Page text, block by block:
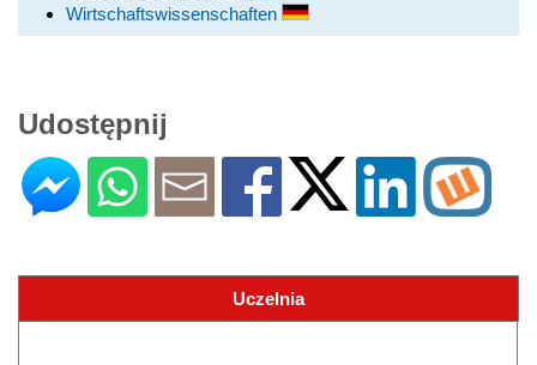
Wirtschaftswissenschaften
Udostępnij
Uczelnia